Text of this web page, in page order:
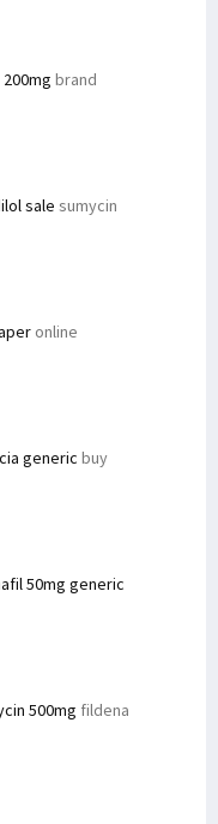
brand
sale sumycin
online
generic buy
50mg generic
500mg fildena